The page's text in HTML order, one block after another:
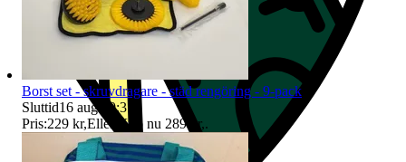
Borst set - skruvdragare - städ rengöring - 9-pack
Sluttid16 aug 20:31
Pris:229 kr,Eller Köp nu 289 kr,.